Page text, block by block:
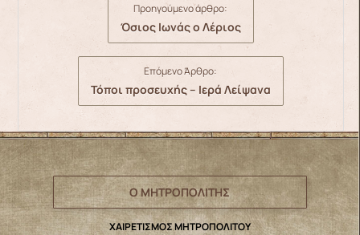
Προηγούμενο άρθρο:
Όσιος Ιωνάς ο Λέριος
Επόμενο Άρθρο:
Τόποι προσευχής – Ιερά Λείψανα
Ο ΜΗΤΡΟΠΟΛΙΤΗΣ
ΧΑΙΡΕΤΙΣΜΟΣ ΜΗΤΡΟΠΟΛΙΤΟΥ